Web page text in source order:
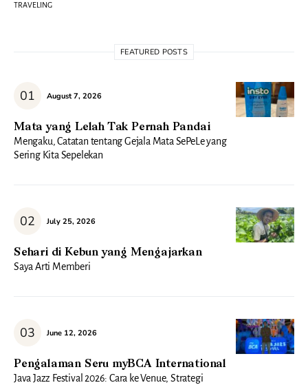
TRAVELING
FEATURED POSTS
August 7, 2026
Mata yang Lelah Tak Pernah Pandai
Mengaku, Catatan tentang Gejala Mata SePeLe yang
Sering Kita Sepelekan
July 25, 2026
Sehari di Kebun yang Mengajarkan
Saya Arti Memberi
June 12, 2026
Pengalaman Seru myBCA International
Java Jazz Festival 2026: Cara ke Venue, Strategi